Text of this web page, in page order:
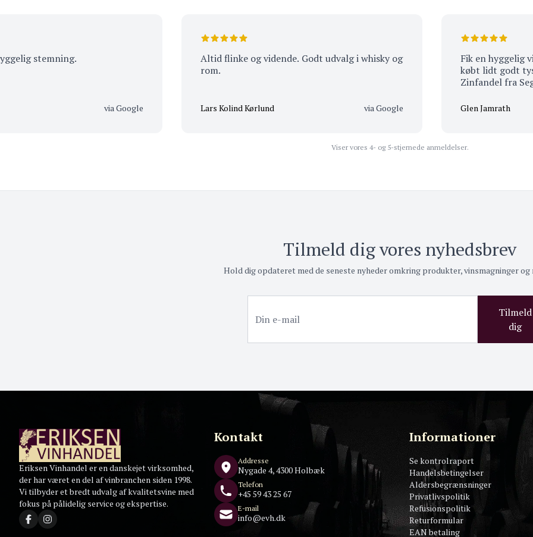
stemning.
via Google
Altid flinke og vidende. Godt udvalg i whisky og
Lars Kolind Kørlund via Google
Fik en hyggelig
købt lidt godt tysk
Zinfandel fra
Glen Jamrath
Viser vores 4- og 5-stjernede anmeldelser.
Tilmeld dig vores nyhedsbrev
Hold dig opdateret med de seneste nyheder omkring produkter, vinsmagninger og
Tilmeld
dig
Eriksen Vinhandel er en danskejet virksomhed,
der har været en del af vinbranchen siden 1998.
Vi tilbyder et bredt udvalg af kvalitetsvine med
fokus på pålidelig service og ekspertise.
Kontakt
Addresse
Nygade 4, 4300 Holbæk
Telefon
+45 59 43 25 67
E-mail
info@evh.dk
Informationer
Se kontrolraport
Handelsbetingelser
Aldersbegrænsninger
Privatlivspolitik
Refusionspolitik
Returformular
EAN betaling